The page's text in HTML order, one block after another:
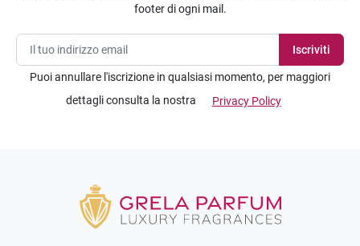
footer di ogni mail.
Puoi annullare l'iscrizione in qualsiasi momento, per maggiori
dettagli consulta la nostra
Privacy Policy